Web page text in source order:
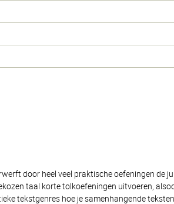
door heel veel praktische oefeningen de
taal korte tolkoefeningen uitvoeren,
tekstgenres hoe je samenhangende